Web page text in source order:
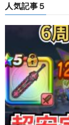
人気記事５